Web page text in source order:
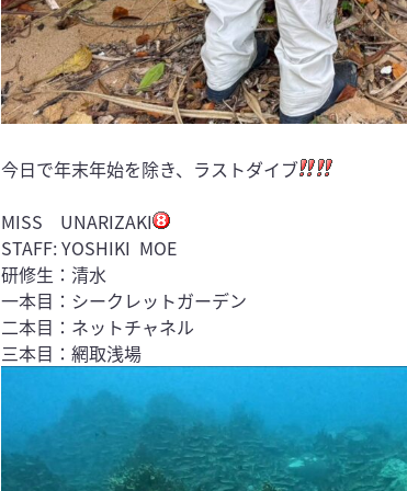
今日で年末年始を除き、ラストダイブ
MISS UNARIZAKI
STAFF: YOSHIKI MOE
研修生：清水
一本目：シークレットガーデン
二本目：ネットチャネル
三本目：網取浅場